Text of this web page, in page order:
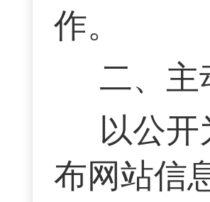
作。
二、主
以公
布网站信